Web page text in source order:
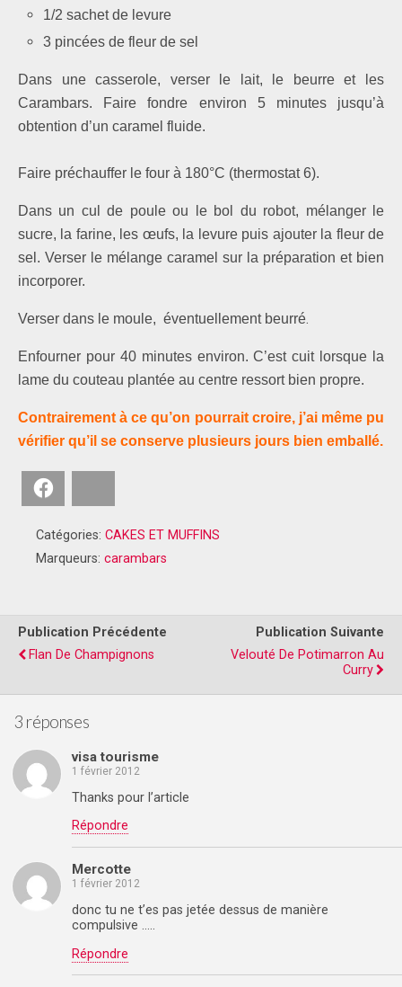
1/2 sachet de levure
3 pincées de fleur de sel
Dans une casserole, verser le lait, le beurre et les
Carambars. Faire fondre environ 5 minutes jusqu’à
obtention d’un caramel fluide.
Faire préchauffer le four à 180°C (thermostat 6).
Dans un cul de poule ou le bol du robot, mélanger le
sucre, la farine, les œufs, la levure puis ajouter la fleur de
sel. Verser le mélange caramel sur la préparation et bien
incorporer.
Verser dans le moule, éventuellement beurré.
Enfourner pour 40 minutes environ. C’est cuit lorsque la
lame du couteau plantée au centre ressort bien propre.
Contrairement à ce qu’on pourrait croire, j’ai même pu
vérifier qu’il se conserve plusieurs jours bien emballé.
Catégories: CAKES ET MUFFINS
Marqueurs: carambars
Publication Précédente
Flan De Champignons
Publication Suivante
Velouté De Potimarron Au
Curry
3 réponses
visa tourisme
1 février 2012
Thanks pour l’article
Répondre
Mercotte
1 février 2012
donc tu ne t’es pas jetée dessus de manière
compulsive …..
Répondre